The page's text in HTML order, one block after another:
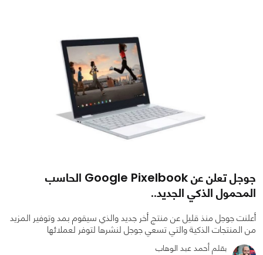
جوجل تعلن عن Google Pixelbook الحاسب
المحمول الذكي الجديد..
أعلنت جوجل منذ قليل عن منتج أخر جديد والذي سيقوم بمد وتوفير المزيد
من المنتجات الذكية والتي تسعي جوجل لنشرها لتوفر لعملائها
بقلم أحمد عبد الوهاب